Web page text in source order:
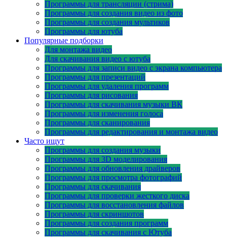
Программы для трансляции (стрима)
Программы для создания видео из фото
Программы для создания мультиков
Программы для ютуба
Популярные подборки
Для монтажа видео
Для скачивания видео с ютуба
Программы для записи видео с экрана компьютера
Программы для презентаций
Программы для удаления программ
Программы для рисования
Программы для скачивания музыки ВК
Программы для изменения голоса
Программы для сканирования
Программы для редактирования и монтажа видео
Часто ищут
Программы для создания музыки
Программы для 3D моделирования
Программы для обновления драйверов
Программы для просмотра фотографий
Программы для скачивания
Программы для проверки жесткого диска
Программы для восстановления файлов
Программы для скриншотов
Программы для создания программ
Программы для скачивания с Ютуба